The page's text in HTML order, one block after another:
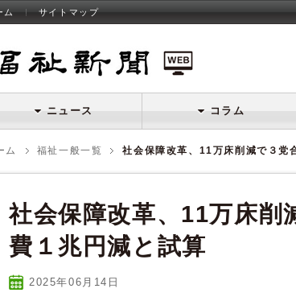
ム サイトマップ
ニュース コラム
ム 福祉一般一覧 社会保障改革、11万床削減で３
社会保障改革、11万床
費１兆円減と試算
2025年06 月 14 日